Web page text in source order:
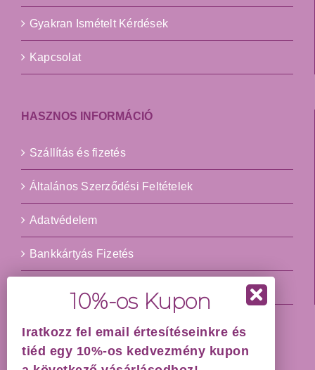
Gyakran Ismételt Kérdések
Kapcsolat
HASZNOS INFORMÁCIÓ
Szállítás és fizetés
Általános Szerződési Feltételek
Adatvédelem
Bankkártyás Fizetés
HÁZHOZSZÁLLÍTÁS GARANCIÁVAL!
Iratkozz fel email értesítéseinkre és
tiéd egy 10%-os kedvezmény kupon